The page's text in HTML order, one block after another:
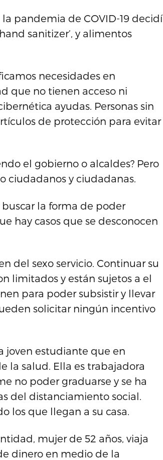
pandemia de COVID-19 decidí
sanitizer’, y alimentos
necesidades en
que no tienen acceso ni
ayudas. Personas sin
de protección para evitar
el gobierno o alcaldes? Pero
ciudadanos y ciudadanas.
la forma de poder
hay casos que se desconocen
del sexo servicio. Continuar su
limitados y están sujetos a el
para poder subsistir y llevar
solicitar ningún incentivo
joven estudiante que en
la salud. Ella es trabajadora
no poder graduarse y se ha
del distanciamiento social.
los que llegan a su casa.
mujer de 52 años, viaja
dinero en medio de la